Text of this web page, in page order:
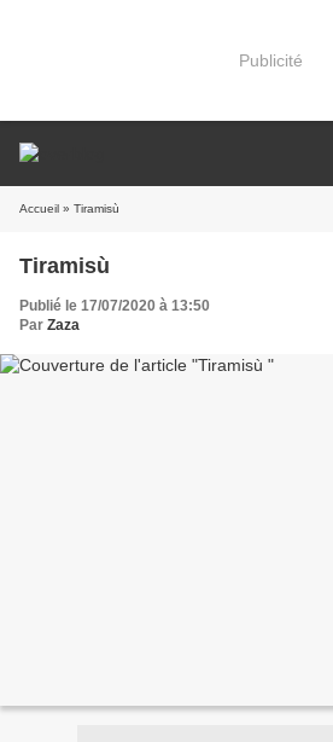
Publicité
Accueil » Tiramisù
Tiramisù
Publié le 17/07/2020 à 13:50
Par Zaza